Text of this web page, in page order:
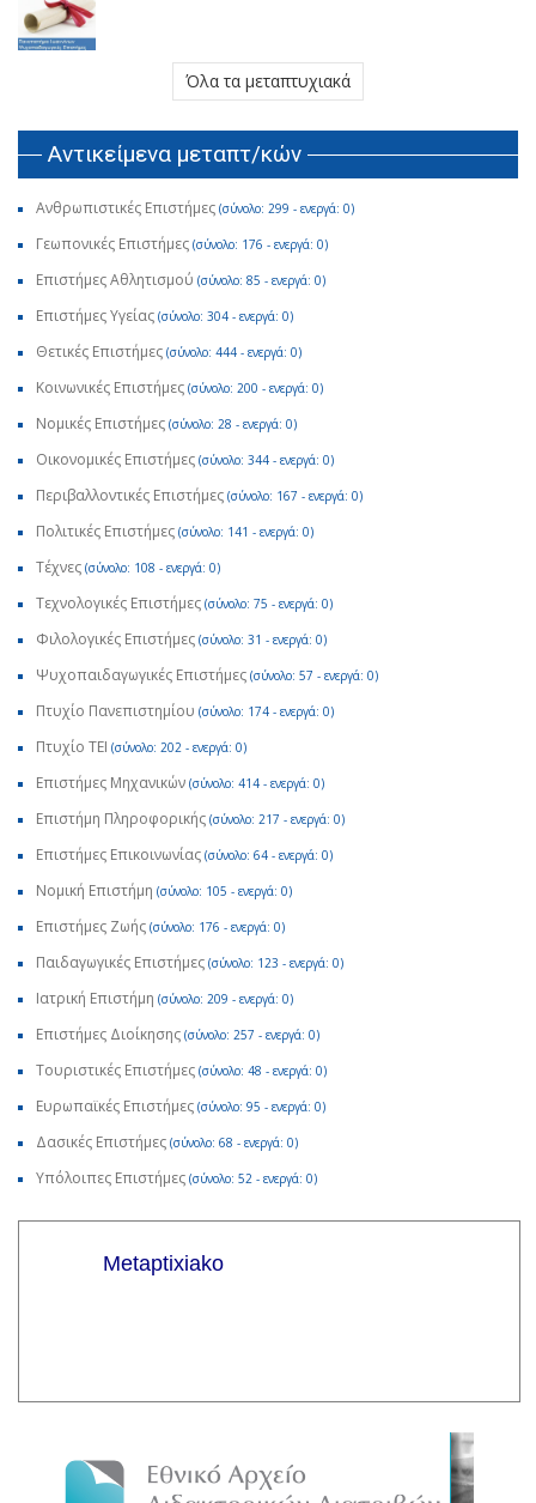
Όλα τα μεταπτυχιακά
Αντικείμενα μεταπτ/κών
Ανθρωπιστικές Επιστήμες (σύνολο: 299 - ενεργά: 0)
Γεωπονικές Επιστήμες (σύνολο: 176 - ενεργά: 0)
Επιστήμες Αθλητισμού (σύνολο: 85 - ενεργά: 0)
Επιστήμες Υγείας (σύνολο: 304 - ενεργά: 0)
Θετικές Επιστήμες (σύνολο: 444 - ενεργά: 0)
Κοινωνικές Επιστήμες (σύνολο: 200 - ενεργά: 0)
Νομικές Επιστήμες (σύνολο: 28 - ενεργά: 0)
Οικονομικές Επιστήμες (σύνολο: 344 - ενεργά: 0)
Περιβαλλοντικές Επιστήμες (σύνολο: 167 - ενεργά: 0)
Πολιτικές Επιστήμες (σύνολο: 141 - ενεργά: 0)
Τέχνες (σύνολο: 108 - ενεργά: 0)
Τεχνολογικές Επιστήμες (σύνολο: 75 - ενεργά: 0)
Φιλολογικές Επιστήμες (σύνολο: 31 - ενεργά: 0)
Ψυχοπαιδαγωγικές Επιστήμες (σύνολο: 57 - ενεργά: 0)
Πτυχίο Πανεπιστημίου (σύνολο: 174 - ενεργά: 0)
Πτυχίο ΤΕΙ (σύνολο: 202 - ενεργά: 0)
Επιστήμες Μηχανικών (σύνολο: 414 - ενεργά: 0)
Επιστήμη Πληροφορικής (σύνολο: 217 - ενεργά: 0)
Επιστήμες Επικοινωνίας (σύνολο: 64 - ενεργά: 0)
Νομική Επιστήμη (σύνολο: 105 - ενεργά: 0)
Επιστήμες Ζωής (σύνολο: 176 - ενεργά: 0)
Παιδαγωγικές Επιστήμες (σύνολο: 123 - ενεργά: 0)
Ιατρική Επιστήμη (σύνολο: 209 - ενεργά: 0)
Επιστήμες Διοίκησης (σύνολο: 257 - ενεργά: 0)
Τουριστικές Επιστήμες (σύνολο: 48 - ενεργά: 0)
Ευρωπαϊκές Επιστήμες (σύνολο: 95 - ενεργά: 0)
Δασικές Επιστήμες (σύνολο: 68 - ενεργά: 0)
Υπόλοιπες Επιστήμες (σύνολο: 52 - ενεργά: 0)